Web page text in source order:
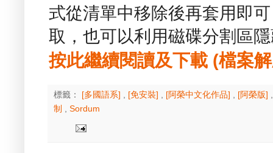
式從清單中移除後再套用即
取，也可以利用磁碟分割區
按此繼續閱讀及下載 (檔案
標籤： [多國語系] [免安裝] [阿榮中文化作品] [阿榮版]
制
Sordum